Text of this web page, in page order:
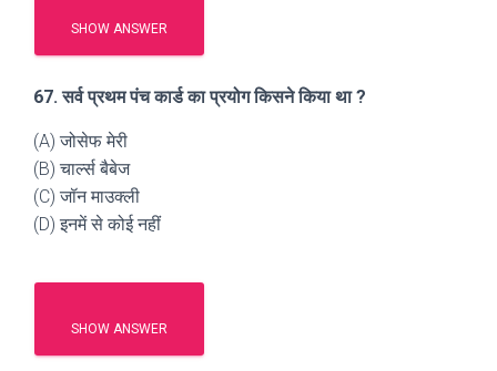
SHOW ANSWER
67. सर्व प्रथम पंच कार्ड का प्रयोग किसने किया था ?
(A) जोसेफ मेरी
(B) चार्ल्स बैबेज
(C) जॉन माउक्ली
(D) इनमें से कोई नहीं
SHOW ANSWER